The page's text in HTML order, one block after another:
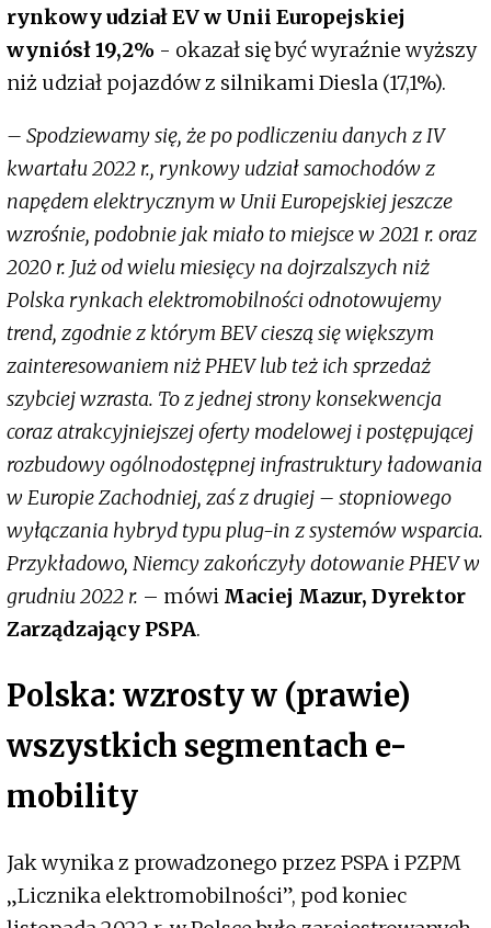
rynkowy udział EV w Unii Europejskiej
wyniósł 19,2% - okazał się być wyraźnie wyższy
niż udział pojazdów z silnikami Diesla (17,1%).
– Spodziewamy się, że po podliczeniu danych z IV
kwartału 2022 r., rynkowy udział samochodów z
napędem elektrycznym w Unii Europejskiej jeszcze
wzrośnie, podobnie jak miało to miejsce w 2021 r. oraz
2020 r. Już od wielu miesięcy na dojrzalszych niż
Polska rynkach elektromobilności odnotowujemy
trend, zgodnie z którym BEV cieszą się większym
zainteresowaniem niż PHEV lub też ich sprzedaż
szybciej wzrasta. To z jednej strony konsekwencja
coraz atrakcyjniejszej oferty modelowej i postępującej
rozbudowy ogólnodostępnej infrastruktury ładowania
w Europie Zachodniej, zaś z drugiej – stopniowego
wyłączania hybryd typu plug-in z systemów wsparcia.
Przykładowo, Niemcy zakończyły dotowanie PHEV w
grudniu 2022 r. – mówi Maciej Mazur, Dyrektor
Zarządzający PSPA.
Polska: wzrosty w (prawie)
wszystkich segmentach e-
mobility
Jak wynika z prowadzonego przez PSPA i PZPM
„Licznika elektromobilności”, pod koniec